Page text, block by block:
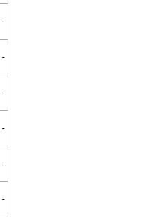
-
-
-
-
-
-